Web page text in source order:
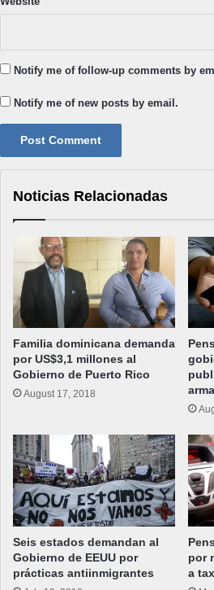
Notify me of follow-up comments by
Notify me of new posts by email.
Noticias Relacionadas
Familia dominicana demanda
por US$3,1 millones al
Gobierno de Puerto Rico
August 17, 2018
Seis estados demandan al
Gobierno de EEUU por
prácticas antiinmigrantes
por
a